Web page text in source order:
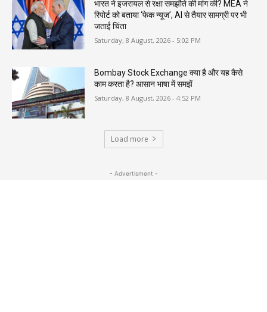
भारत ने इजरायल से रक्षा समझौते की मांग की? MEA ने
रिपोर्ट को बताया ‘फेक न्यूज’, AI से तैयार सामग्री पर भी
जताई चिंता
Saturday, 8 August, 2026 - 5:02 PM
Bombay Stock Exchange क्या है और यह कैसे
काम करता है? आसान भाषा में समझें
Saturday, 8 August, 2026 - 4:52 PM
Load more
- Advertisment -